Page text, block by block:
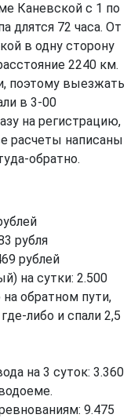
Каневской с 1 по
длятся 72 часа. От
в одну сторону
2240 км.
поэтому выезжать
в 3-00
на регистрацию,
расчеты написаны
обратно.
рубля
рублей
на сутки: 2.500
на обратном пути,
либо и спали 2,5
на 3 суток: 3.360
9.475